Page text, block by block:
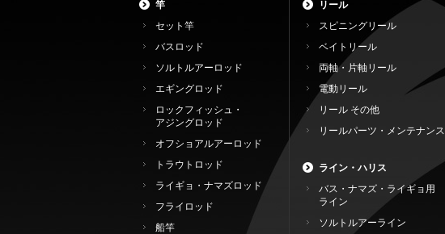
竿
セット竿
バスロッド
ソルトルアーロッド
エギングロッド
ロックフィッシュ・
アジングロッド
オフショアルアーロッド
トラウトロッド
ライギョ・ナマズロッド
フライロッド
船竿
リール
スピニングリール
ベイトリール
両軸・片軸リール
電動リール
リール その他
リールパーツ・メンテナンス
ライン・ハリス
バス・ナマズ・ライギョ用
ライン
ソルトルアーライン